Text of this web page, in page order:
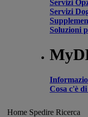
Servizi
Servizi
Soluzioni
Cosa c'è
Home Spedire Ricerca